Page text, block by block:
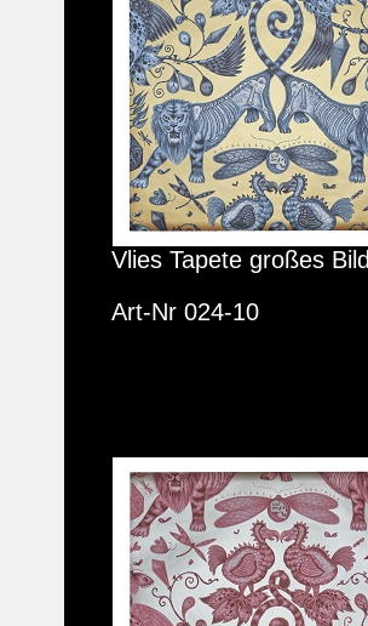
Vlies Tapete großes Bild
Art-Nr 024-10